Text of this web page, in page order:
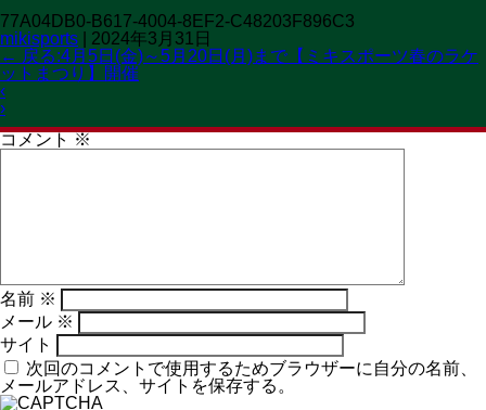
MENU
OPEN 11:00→19:30
CLOSED 火曜日
77A04DB0-B617-4004-8EF2-C48203F896C3
mikisports
2024年3月31日
← 戻る:4月5日(金)～5月20日(月)まで【ミキスポーツ春のラケ
ットまつり】開催
‹
›
コメントを残す
メールアドレスが公開されることはありません。
いる欄は必須項目です
コメント ※
名前 ※
メール ※
サイト
次回のコメントで使用するためブラウザーに自分の名前、
メールアドレス、サイトを保存する。